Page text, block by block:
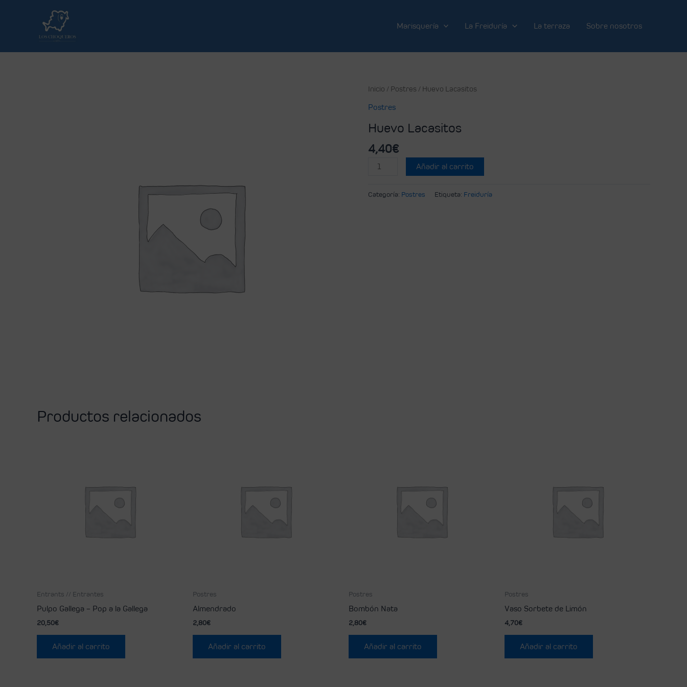
Marisquería La Freiduría La terraza Sobre nosotros
Inicio / Postres / Huevo Lacasitos
Postres
Huevo Lacasitos
4,40€
Añadir al carrito
Categoría: Postres Etiqueta: Freiduría
Productos relacionados
Entrants // Entrantes
Pulpo Gallega – Pop a la Gallega
20,50€
Añadir al carrito
Postres
Almendrado
2,80€
Añadir al carrito
Postres
Bombón Nata
2,80€
Añadir al carrito
Postres
Vaso Sorbete de Limón
4,70€
Añadir al carrito